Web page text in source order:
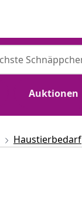
Auktionen
Haustierbedarf